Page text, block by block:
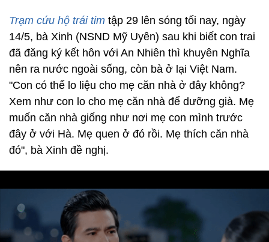
Trạm cứu hộ trái tim tập 29 lên sóng tối nay, ngày
14/5, bà Xinh (NSND Mỹ Uyên) sau khi biết con trai
đã đăng ký kết hôn với An Nhiên thì khuyên Nghĩa
nên ra nước ngoài sống, còn bà ở lại Việt Nam.
"Con có thể lo liệu cho mẹ căn nhà ở đây không?
Xem như con lo cho mẹ căn nhà để dưỡng già. Mẹ
muốn căn nhà giống như nơi mẹ con mình trước
đây ở với Hà. Mẹ quen ở đó rồi. Mẹ thích căn nhà
đó", bà Xinh đề nghị.